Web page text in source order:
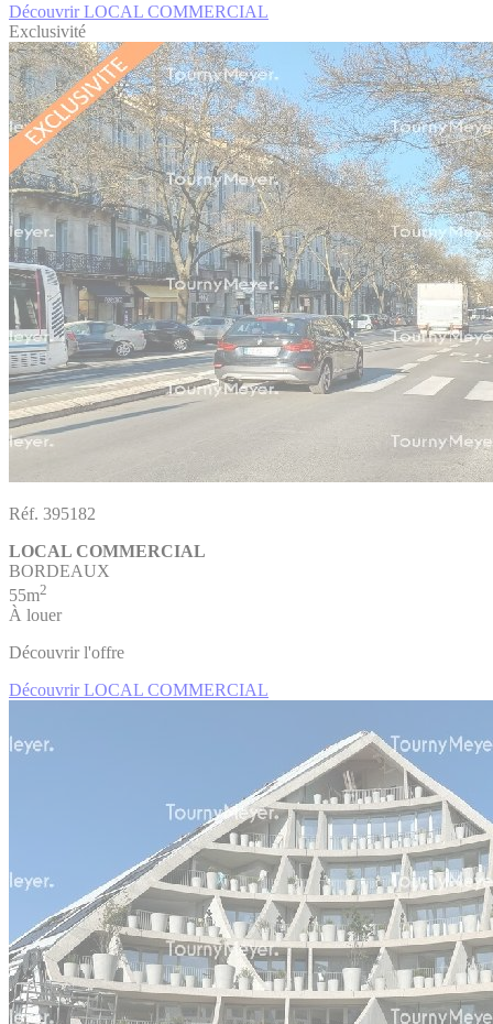
Découvrir LOCAL COMMERCIAL
Exclusivité
Réf. 395182
LOCAL COMMERCIAL
BORDEAUX
55m2
À louer
Découvrir l'offre
Découvrir LOCAL COMMERCIAL